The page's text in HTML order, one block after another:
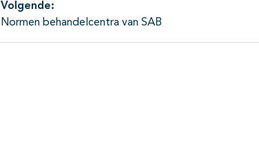
Volgende:
Normen behandelcentra van SAB